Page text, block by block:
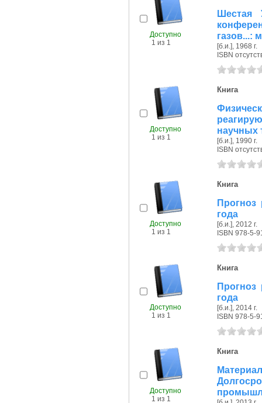
Доступно
1 из 1
Шестая
газов...:
[б.и.], 1968 г.
ISBN
Доступно
1 из 1
Книга
научных
[б.и.], 1990 г.
ISBN
Доступно
1 из 1
Книга
Прогноз
года
[б.и.], 2012 г.
ISBN 978-5-
Доступно
1 из 1
Книга
Прогноз
года
[б.и.], 2014 г.
ISBN 978-5-
Доступно
1 из 1
Книга